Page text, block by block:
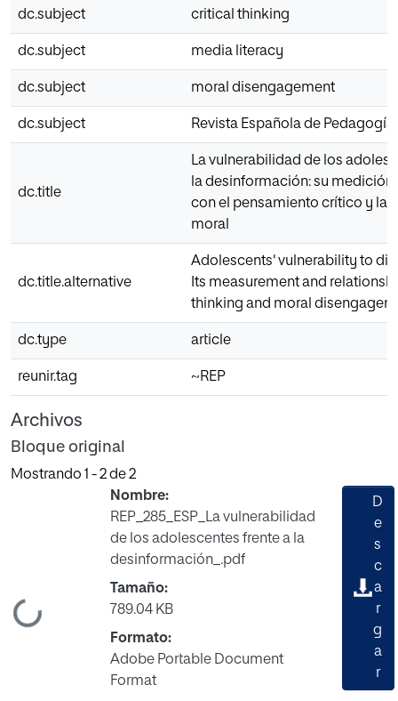
dc.subject critical thinking
dc.subject media literacy
dc.subject moral disengagement
dc.subject Revista Española de Pedagogía
dc.title
La vulnerabilidad de los
la desinformación: su medición
con el pensamiento crítico y la
moral
dc.title.alternative
Adolescents' vulnerability to
Its measurement and
thinking and moral
dc.type article
reunir.tag ~REP
Archivos
Bloque original
Mostrando 1 - 2 de 2
Nombre:
REP_285_ESP_La vulnerabilidad
de los adolescentes frente a la
desinformación_.pdf
Tamaño:
789.04 KB
Formato:
Adobe Portable Document
Format
D
e
s
c
a
r
g
a
r